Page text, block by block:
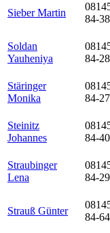
Sieber Martin
84-38
Soldan
Yauheniya
84-28
Stäringer
Monika
84-27
Steinitz
Johannes
84-40
Straubinger
Lena
84-29
Strauß Günter
84-64